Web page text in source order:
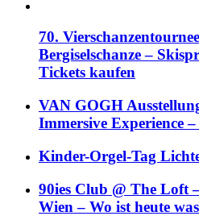
70.
Bergiselschanze –
Tickets kaufen
VAN GOGH
Immersive Experience
Kinder-Orgel-Tag
90ies Club @ The Loft
Wien – Wo ist heute